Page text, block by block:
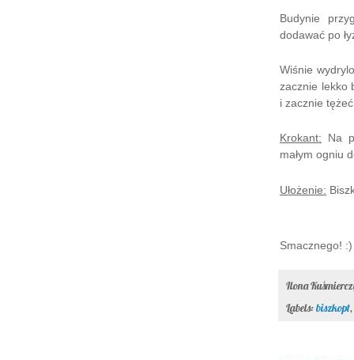
Budynie
dodawać po
Wiśnie
zacznie lekko
i zacznie
Krokant: Na
małym ogniu
Ułożenie:
Smacznego! :)
Ilona
Labels:biszkopt,